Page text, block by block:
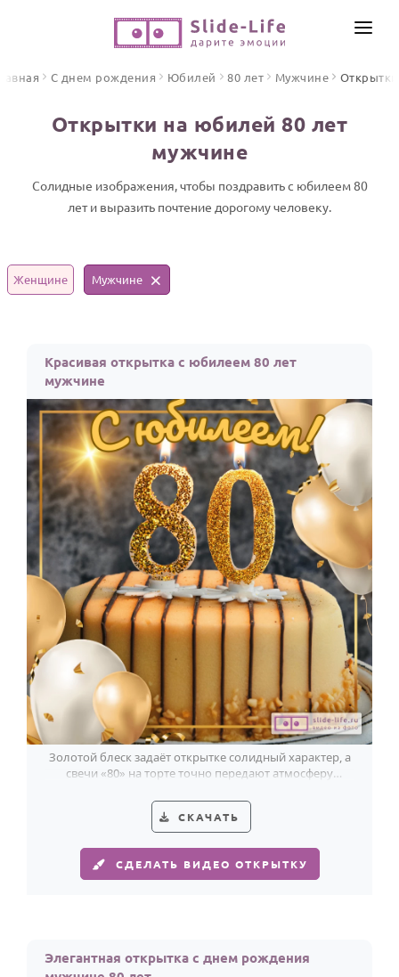
Видео поздравления
Песни поздравления
Стихи и тексты
Юбилей
Свадьба
Годовщина свадьбы
Календарь праздников
КОМУ
Женщине
Мужчине
Маме
Папе
Детям
Все родственники
ПЕРСОНАЛЬНЫЕ
Пожелания
По именам
ИНСТРУМЕНТЫ
ТЕКСТЫ И ИДЕИ
С днем рождения Юбилей 80 лет Мужчине Открытки
Открытки на юбилей 80 лет
мужчине
Солидные изображения, чтобы поздравить с юбилеем 80
лет и выразить почтение дорогому человеку.
Женщине Мужчине
Красивая открытка с юбилеем 80 лет
мужчине
Золотой блеск задаёт открытке солидный характер, а
свечи «80» на торте точно передают атмосферу
СКАЧАТЬ
СДЕЛАТЬ ВИДЕО ОТКРЫТКУ
Элегантная открытка с днем рождения